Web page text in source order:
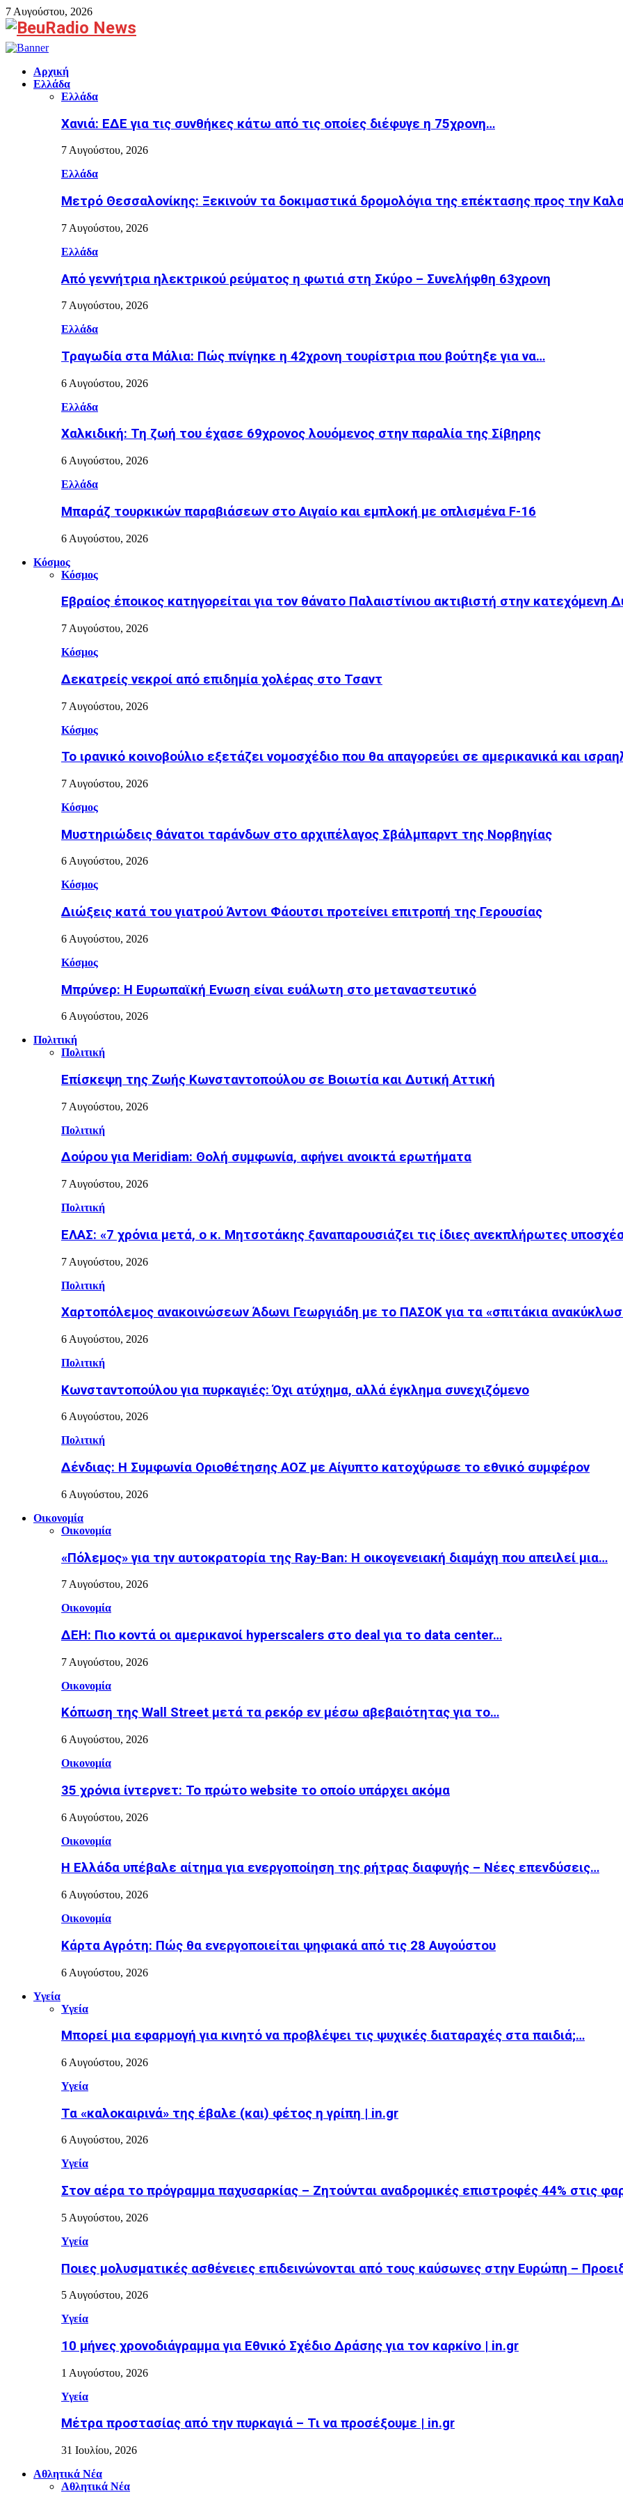
7 Αυγούστου, 2026
Facebook
Αρχική
Ελλάδα
Ελλάδα
Χανιά: ΕΔΕ για τις συνθήκες κάτω από τις οποίες διέφυγε η 75χρονη…
7 Αυγούστου, 2026
Ελλάδα
Μετρό Θεσσαλονίκης: Ξεκινούν τα δοκιμαστικά δρομολόγια της επέκτασης προς την
7 Αυγούστου, 2026
Ελλάδα
Από γεννήτρια ηλεκτρικού ρεύματος η φωτιά στη Σκύρο – Συνελήφθη 63χρονη
7 Αυγούστου, 2026
Ελλάδα
Τραγωδία στα Μάλια: Πώς πνίγηκε η 42χρονη τουρίστρια που βούτηξε για να…
6 Αυγούστου, 2026
Ελλάδα
Χαλκιδική: Τη ζωή του έχασε 69χρονος λουόμενος στην παραλία της Σίβηρης
6 Αυγούστου, 2026
Ελλάδα
Μπαράζ τουρκικών παραβιάσεων στο Αιγαίο και εμπλοκή με οπλισμένα F-16
6 Αυγούστου, 2026
Κόσμος
Κόσμος
Εβραίος έποικος κατηγορείται για τον θάνατο Παλαιστίνιου ακτιβιστή στην κατεχόμενη
7 Αυγούστου, 2026
Κόσμος
Δεκατρείς νεκροί από επιδημία χολέρας στο Τσαντ
7 Αυγούστου, 2026
Κόσμος
Το ιρανικό κοινοβούλιο εξετάζει νομοσχέδιο που θα απαγορεύει σε αμερικανικά και
7 Αυγούστου, 2026
Κόσμος
Μυστηριώδεις θάνατοι ταράνδων στο αρχιπέλαγος Σβάλμπαρντ της Νορβηγίας
6 Αυγούστου, 2026
Κόσμος
Διώξεις κατά του γιατρού Άντονι Φάουτσι προτείνει επιτροπή της Γερουσίας
6 Αυγούστου, 2026
Κόσμος
Μπρύνερ: Η Ευρωπαϊκή Ενωση είναι ευάλωτη στο μεταναστευτικό
6 Αυγούστου, 2026
Πολιτική
Πολιτική
Επίσκεψη της Ζωής Κωνσταντοπούλου σε Βοιωτία και Δυτική Αττική
7 Αυγούστου, 2026
Πολιτική
Δούρου για Meridiam: Θολή συμφωνία, αφήνει ανοικτά ερωτήματα
7 Αυγούστου, 2026
Πολιτική
ΕΛΑΣ: «7 χρόνια μετά, ο κ. Μητσοτάκης ξαναπαρουσιάζει τις ίδιες ανεκπλήρωτες
7 Αυγούστου, 2026
Πολιτική
Χαρτοπόλεμος ανακοινώσεων Άδωνι Γεωργιάδη με το ΠΑΣΟΚ για τα «σπιτάκια
6 Αυγούστου, 2026
Πολιτική
Κωνσταντοπούλου για πυρκαγιές: Όχι ατύχημα, αλλά έγκλημα συνεχιζόμενο
6 Αυγούστου, 2026
Πολιτική
Δένδιας: Η Συμφωνία Οριοθέτησης ΑΟΖ με Αίγυπτο κατοχύρωσε το εθνικό συμφέρον
6 Αυγούστου, 2026
Οικονομία
Οικονομία
«Πόλεμος» για την αυτοκρατορία της Ray-Ban: Η οικογενειακή διαμάχη που απειλεί μια…
7 Αυγούστου, 2026
Οικονομία
ΔΕΗ: Πιο κοντά οι αμερικανοί hyperscalers στο deal για το data center…
7 Αυγούστου, 2026
Οικονομία
Κόπωση της Wall Street μετά τα ρεκόρ εν μέσω αβεβαιότητας για το…
6 Αυγούστου, 2026
Οικονομία
35 χρόνια ίντερνετ: Το πρώτο website το οποίο υπάρχει ακόμα
6 Αυγούστου, 2026
Οικονομία
Η Ελλάδα υπέβαλε αίτημα για ενεργοποίηση της ρήτρας διαφυγής – Νέες επενδύσεις…
6 Αυγούστου, 2026
Οικονομία
Κάρτα Αγρότη: Πώς θα ενεργοποιείται ψηφιακά από τις 28 Αυγούστου
6 Αυγούστου, 2026
Υγεία
Υγεία
Μπορεί μια εφαρμογή για κινητό να προβλέψει τις ψυχικές διαταραχές στα παιδιά;…
6 Αυγούστου, 2026
Υγεία
Τα «καλοκαιρινά» της έβαλε (και) φέτος η γρίπη | in.gr
6 Αυγούστου, 2026
Υγεία
Στον αέρα το πρόγραμμα παχυσαρκίας – Ζητούνται αναδρομικές επιστροφές 44% στις
5 Αυγούστου, 2026
Υγεία
Ποιες μολυσματικές ασθένειες επιδεινώνονται από τους καύσωνες στην Ευρώπη –
5 Αυγούστου, 2026
Υγεία
10 μήνες χρονοδιάγραμμα για Εθνικό Σχέδιο Δράσης για τον καρκίνο | in.gr
1 Αυγούστου, 2026
Υγεία
Μέτρα προστασίας από την πυρκαγιά – Τι να προσέξουμε | in.gr
31 Ιουλίου, 2026
Αθλητικά Νέα
Αθλητικά Νέα